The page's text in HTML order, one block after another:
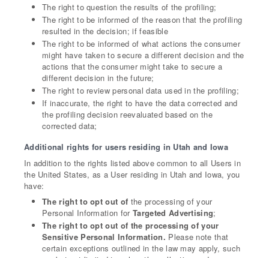
The right to question the results of the profiling;
The right to be informed of the reason that the profiling
resulted in the decision; if feasible
The right to be informed of what actions the consumer
might have taken to secure a different decision and the
actions that the consumer might take to secure a
different decision in the future;
The right to review personal data used in the profiling;
If inaccurate, the right to have the data corrected and
the profiling decision reevaluated based on the
corrected data;
Additional rights for users residing in Utah and Iowa
In addition to the rights listed above common to all Users in
the United States, as a User residing in Utah and Iowa, you
have:
The right to opt out of the processing of your
Personal Information forTargeted Advertising;
The right to opt out of the processing of your
Sensitive Personal Information. Please note that
certain exceptions outlined in the law may apply, such